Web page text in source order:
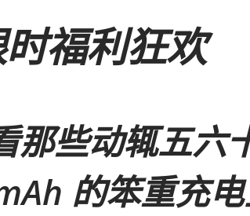
福利狂欢
那些动辄五六
的笨重充